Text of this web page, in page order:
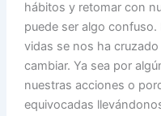
hábitos y retomar con
puede ser algo
vidas se nos ha
cambiar. Ya sea por
nuestras acciones o
equivocadas